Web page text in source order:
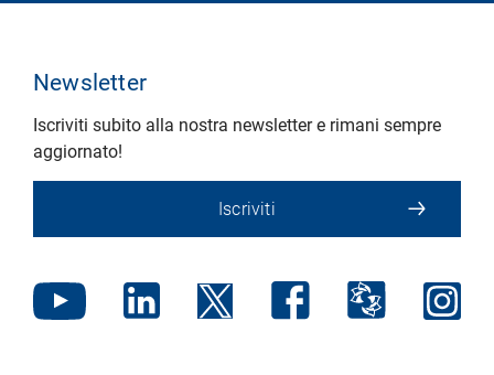
Newsletter
Iscriviti subito alla nostra newsletter e rimani sempre
aggiornato!
Iscriviti